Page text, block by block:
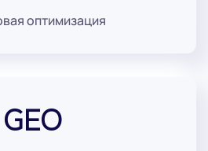
оптимизация
GEO